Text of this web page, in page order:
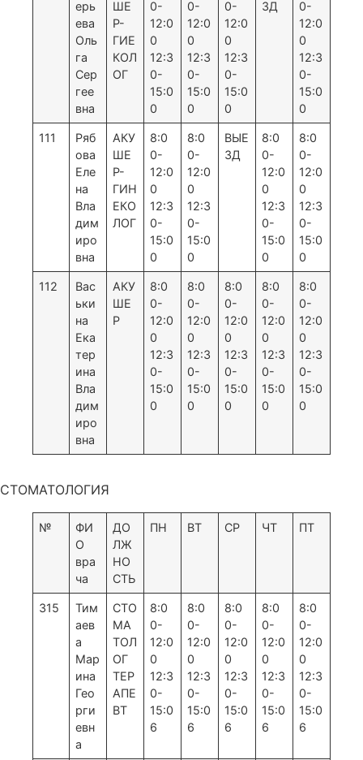
ерь
ева
Оль
га
Сер
гее
вна
ШЕ
Р-
ГИЕ
КОЛ
ОГ
0-
12:0
0
12:3
0-
15:0
0
0-
12:0
0
12:3
0-
15:0
0
0-
12:0
0
12:3
0-
15:0
0
ЗД
0-
12:0
0
12:3
0-
15:0
0
111
Ряб
ова
Еле
на
Вла
дим
иро
вна
АКУ
ШЕ
Р-
ГИН
ЕКО
ЛОГ
8:0
0-
12:0
0
12:3
0-
15:0
0
8:0
0-
12:0
0
12:3
0-
15:0
0
ВЫЕ
ЗД
8:0
0-
12:0
0
12:3
0-
15:0
0
8:0
0-
12:0
0
12:3
0-
15:0
0
112
Вас
ьки
на
Ека
тер
ина
Вла
дим
иро
вна
АКУ
ШЕ
Р
8:0
0-
12:0
0
12:3
0-
15:0
0
8:0
0-
12:0
0
12:3
0-
15:0
0
8:0
0-
12:0
0
12:3
0-
15:0
0
8:0
0-
12:0
0
12:3
0-
15:0
0
8:0
0-
12:0
0
12:3
0-
15:0
0
СТОМАТОЛОГИЯ
№
ФИ
О
вра
ча
ДО
ЛЖ
НО
СТЬ
ПН ВТ СР ЧТ ПТ
315
Тим
аев
а
Мар
ина
Гео
рги
евн
а
СТО
МА
ТОЛ
ОГ
ТЕР
АПЕ
ВТ
8:0
0-
12:0
0
12:3
0-
15:0
6
8:0
0-
12:0
0
12:3
0-
15:0
6
8:0
0-
12:0
0
12:3
0-
15:0
6
8:0
0-
12:0
0
12:3
0-
15:0
6
8:0
0-
12:0
0
12:3
0-
15:0
6